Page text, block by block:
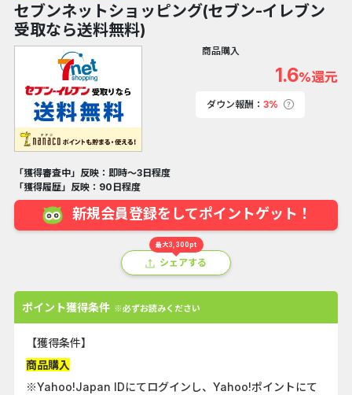
セブンネットショッピング(セブン-イレブン
受取なら送料無料)
商品購入
1.6%還元
ダウン報酬： 3%
「獲得審査中」反映：即時～3日程度
「獲得履歴」反映：90日程度
新規会員登録をしてポイントゲット！
最大3,300pt
シェアする
ポイント獲得条件 ※必ずお読みください
【獲得条件】
商品購入
※Yahoo!Japan IDにてログインし、Yahoo!ポイントにて